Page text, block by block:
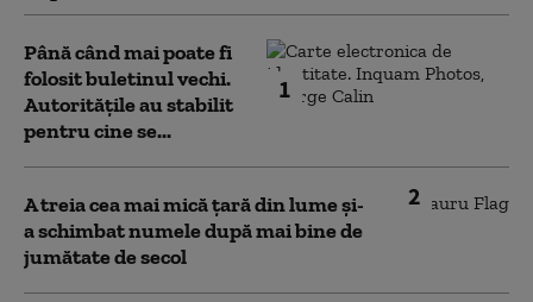
1
Până când mai poate fi
folosit buletinul vechi.
Autoritățile au stabilit
pentru cine se...
2
A treia cea mai mică țară din lume și-
a schimbat numele după mai bine de
jumătate de secol